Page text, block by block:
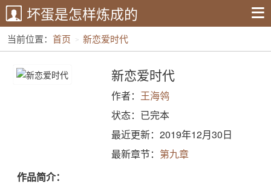
坏蛋是怎样炼成的
当前位置： 首页 新恋爱时代
新恋爱时代
作者： 王海鸰
状态：已完本
最近更新：2019年12月30日
最新章节： 第九章
作品简介：